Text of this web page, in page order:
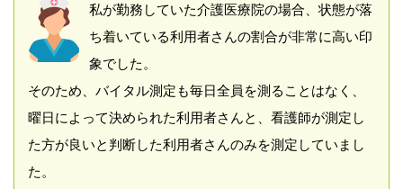
私が勤務していた介護医療院の場合、状態が落
ち着いている利用者さんの割合が非常に高い印
象でした。
そのため、バイタル測定も毎日全員を測ることはなく、
曜日によって決められた利用者さんと、看護師が測定し
た方が良いと判断した利用者さんのみを測定していまし
た。